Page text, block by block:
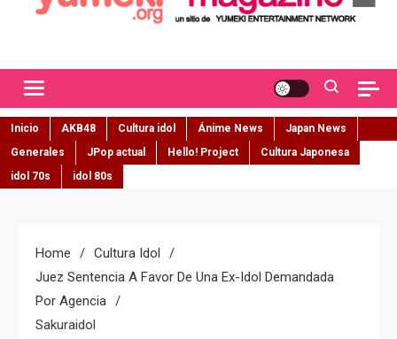
Inicio AKB48 Cultura idol Ánime News
Japan News
Generales
JPop actual Hello! Project
Cultura Japonesa
idol 70s
idol 80s
Home
Cultura Idol
Juez Sentencia A Favor De Una Ex-Idol Demandada
Por Agencia
Sakuraidol